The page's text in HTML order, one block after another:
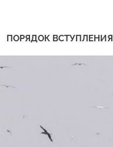
ПОРЯДОК ВСТУПЛЕНИЯ